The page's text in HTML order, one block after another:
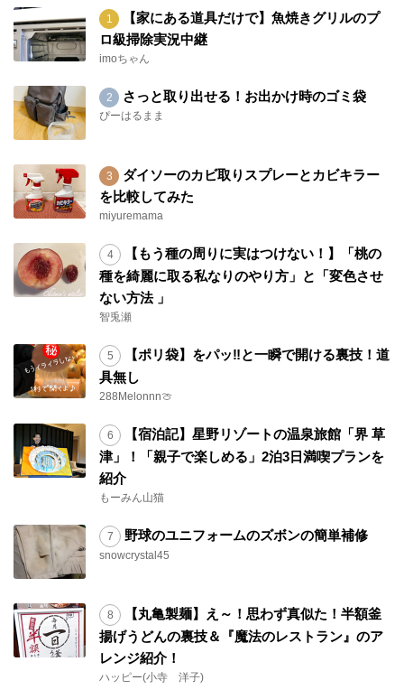
【家にある道具だけで】魚焼きグリルのプ
ロ級掃除実況中継
imoちゃん
さっと取り出せる！お出かけ時のゴミ袋
ぴーはるまま
ダイソーのカビ取りスプレーとカビキラー
を比較してみた
miyuremama
【もう種の周りに実はつけない！】「桃の
種を綺麗に取る私なりのやり方」と「変色させ
ない方法 」
智兎瀬
【ポリ袋】をパッ‼と一瞬で開ける裏技！道
具無し
288Melonnn🍈
【宿泊記】星野リゾートの温泉旅館「界 草
津」！「親子で楽しめる」2泊3日満喫プランを
紹介
もーみん山猫
野球のユニフォームのズボンの簡単補修
snowcrystal45
【丸亀製麺】え～！思わず真似た！半額釜
揚げうどんの裏技＆『魔法のレストラン』のア
レンジ紹介！
ハッピー(小寺 洋子)